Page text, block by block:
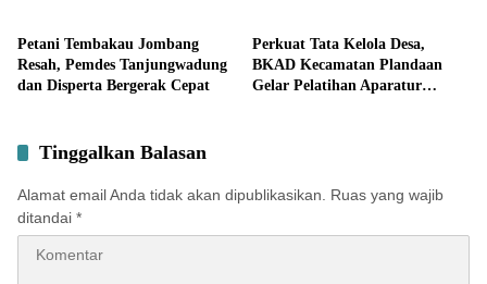
Petani Tembakau Jombang
Resah, Pemdes Tanjungwadung
dan Disperta Bergerak Cepat
Perkuat Tata Kelola Desa,
BKAD Kecamatan Plandaan
Gelar Pelatihan Aparatur
Tinggalkan Balasan
Alamat email Anda tidak akan dipublikasikan.
Ruas yang wajib
ditandai *